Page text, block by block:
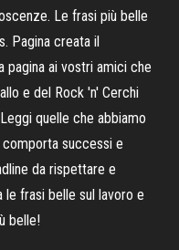
Le frasi più belle
Pagina creata il
ai vostri amici che
e del Rock 'n' Cerchi
quelle che abbiamo
successi e
da rispettare e
le frasi belle sul lavoro e
belle!